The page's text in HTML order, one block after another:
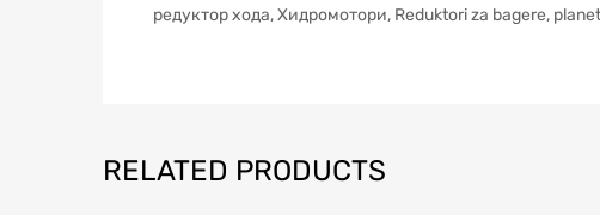
редуктор xoдa, Хидромотори, Reduktori za bagere,
RELATED PRODUCTS